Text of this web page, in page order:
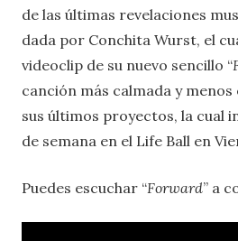
de las últimas revelaciones
dada por Conchita Wurst, el
videoclip de su nuevo sencillo “
canción más calmada y
sus últimos proyectos, la cual
de semana en el Life Ball en
Puedes escuchar “Forward” a